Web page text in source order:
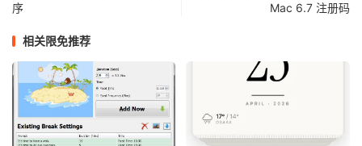
序
Mac 6.7 注册码
相关限免推荐